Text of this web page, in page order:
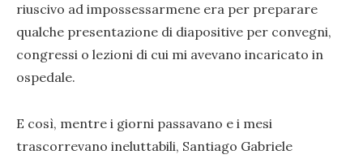
riuscivo ad impossessarmene era per preparare
qualche presentazione di diapositive per convegni,
congressi o lezioni di cui mi avevano incaricato in
ospedale.
E così, mentre i giorni passavano e i mesi
trascorrevano ineluttabili, Santiago Gabriele